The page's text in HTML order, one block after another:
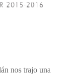
nos trajo una